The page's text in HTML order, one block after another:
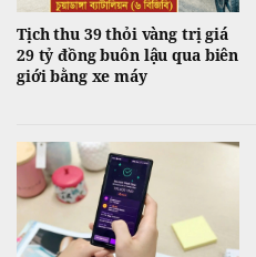
Tịch thu 39 thỏi vàng trị giá
29 tỷ đồng buôn lậu qua biên
giới bằng xe máy